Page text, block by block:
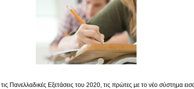
Πανελλαδικές Εξετάσεις του 2020, τις πρώτες με το νέο σύστημα